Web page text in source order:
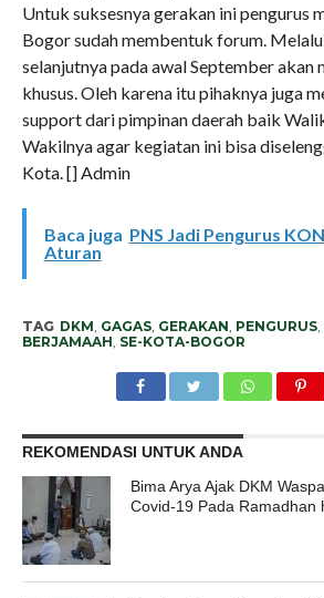
Untuk suksesnya gerakan ini pengurus
Bogor sudah membentuk forum.
selanjutnya pada awal September akan
khusus. Oleh karena itu pihaknya juga
support dari pimpinan daerah baik
Wakilnya agar kegiatan ini bisa
Kota. [] Admin
Baca juga PNS Jadi Pengurus
Aturan
TAG DKM GAGAS, GERAKAN PENGURUS,
BERJAMAAH SE-KOTA-BOGOR
REKOMENDASI UNTUK ANDA
Bima Arya Ajak DKM
Covid-19 Pada Ramadhan